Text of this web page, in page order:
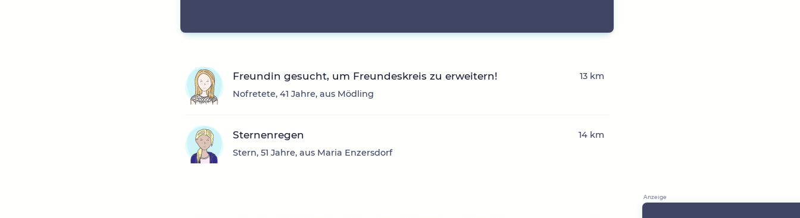
Freundin gesucht, um Freundeskreis zu erweitern!
Nofretete, 41 Jahre, aus Mödling
13 km
Sternenregen
Stern, 51 Jahre, aus Maria Enzersdorf
14 km